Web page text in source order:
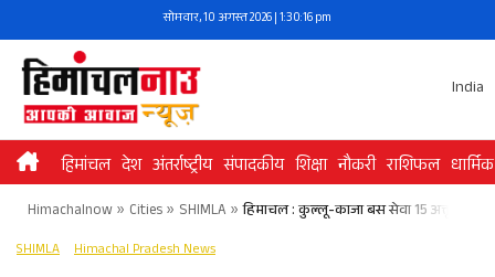
to
content
सोमवार, 10 अगस्त 2026 | 1:30:16 pm
India
हिमांचल देश अंतर्राष्ट्रीय संपादकीय शिक्षा नौकरी राशिफल धार्मिक
Himachalnow» Cities» SHIMLA » हिमाचल : कुल्लू-काजा बस सेवा 15 अक्तूबर से
SHIMLA Himachal Pradesh News